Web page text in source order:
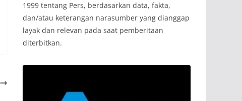
1999 tentang Pers, berdasarkan data, fakta,
dan/atau keterangan narasumber yang dianggap
layak dan relevan pada saat pemberitaan
diterbitkan.